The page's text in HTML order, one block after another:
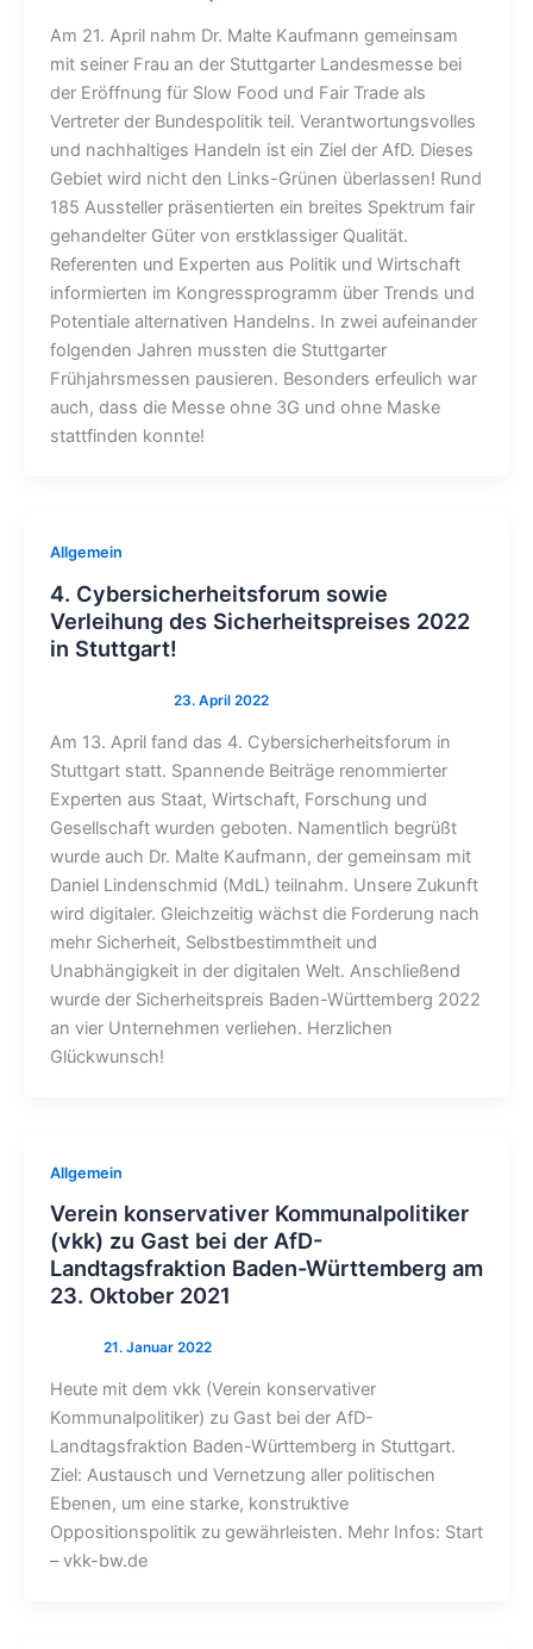
Am 21. April nahm Dr. Malte Kaufmann gemeinsam
mit seiner Frau an der Stuttgarter Landesmesse bei
der Eröffnung für Slow Food und Fair Trade als
Vertreter der Bundespolitik teil. Verantwortungsvolles
und nachhaltiges Handeln ist ein Ziel der AfD. Dieses
Gebiet wird nicht den Links-Grünen überlassen! Rund
185 Aussteller präsentierten ein breites Spektrum fair
gehandelter Güter von erstklassiger Qualität.
Referenten und Experten aus Politik und Wirtschaft
informierten im Kongressprogramm über Trends und
Potentiale alternativen Handelns. In zwei aufeinander
folgenden Jahren mussten die Stuttgarter
Frühjahrsmessen pausieren. Besonders erfeulich war
auch, dass die Messe ohne 3G und ohne Maske
stattfinden konnte!
Allgemein
4. Cybersicherheitsforum sowie
Verleihung des Sicherheitspreises 2022
in Stuttgart!
Am 13. April fand das 4. Cybersicherheitsforum in
Stuttgart statt. Spannende Beiträge renommierter
Experten aus Staat, Wirtschaft, Forschung und
Gesellschaft wurden geboten. Namentlich begrüßt
wurde auch Dr. Malte Kaufmann, der gemeinsam mit
Daniel Lindenschmid (MdL) teilnahm. Unsere Zukunft
wird digitaler. Gleichzeitig wächst die Forderung nach
mehr Sicherheit, Selbstbestimmtheit und
Unabhängigkeit in der digitalen Welt. Anschließend
wurde der Sicherheitspreis Baden-Württemberg 2022
an vier Unternehmen verliehen. Herzlichen
Glückwunsch!
Allgemein
Verein konservativer Kommunalpolitiker
(vkk) zu Gast bei der AfD-
Landtagsfraktion Baden-Württemberg am
23. Oktober 2021
Heute mit dem vkk (Verein konservativer
Kommunalpolitiker) zu Gast bei der AfD-
Landtagsfraktion Baden-Württemberg in Stuttgart.
Ziel: Austausch und Vernetzung aller politischen
Ebenen, um eine starke, konstruktive
Oppositionspolitik zu gewährleisten. Mehr Infos: Start
– vkk-bw.de